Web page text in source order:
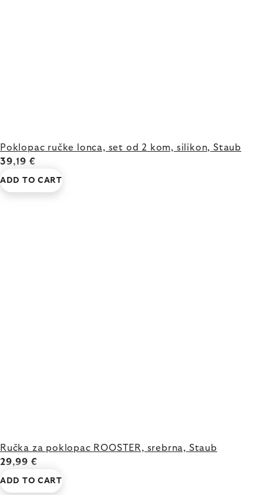
Poklopac ručke lonca, set od 2 kom, silikon, Staub
39,19 €
ADD TO CART
Ručka za poklopac ROOSTER, srebrna, Staub
29,99 €
ADD TO CART